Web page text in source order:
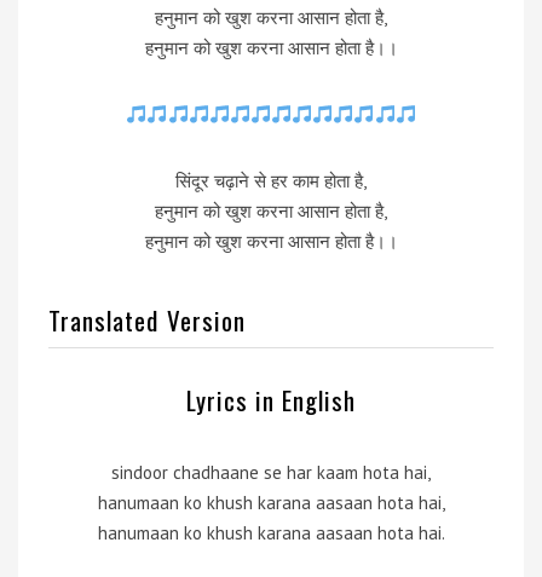
हनुमान को खुश करना आसान होता है,
हनुमान को खुश करना आसान होता है।।
सिंदूर चढ़ाने से हर काम होता है,
हनुमान को खुश करना आसान होता है,
हनुमान को खुश करना आसान होता है।।
Translated Version
Lyrics in English
sindoor chadhaane se har kaam hota hai,
hanumaan ko khush karana aasaan hota hai,
hanumaan ko khush karana aasaan hota hai.